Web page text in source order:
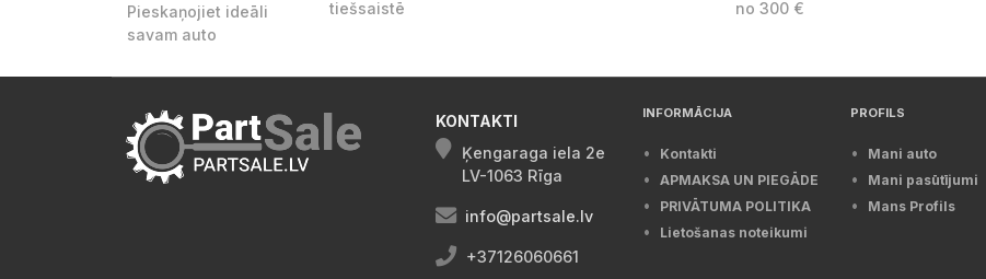
Pieskaņojiet ideāli
savam auto
tiešsaistē
no 300 €
KONTAKTI
Ķengaraga iela 2e
LV-1063 Rīga
info@partsale.lv
+37126060661
INFORMĀCIJA
Kontakti
APMAKSA UN PIEGĀDE
PRIVĀTUMA POLITIKA
Lietošanas noteikumi
PROFILS
Mani auto
Mani pasūtījumi
Mans Profils